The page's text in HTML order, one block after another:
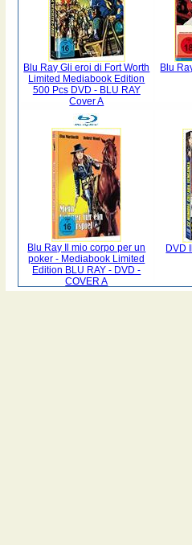
Blu Ray Gli eroi di Fort Worth
Limited Mediabook Edition
500 Pcs DVD - BLU RAY
Cover A
Blu
Blu Ray Il mio corpo per un
poker - Mediabook Limited
Edition BLU RAY - DVD -
COVER A
DVD